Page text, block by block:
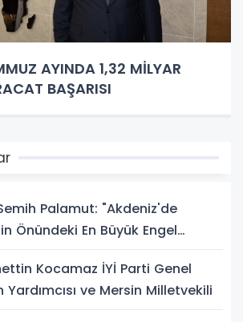
AYINDA 1,32 MİLYAR
BAŞARISI
Palamut: "Akdeniz'de
Önündeki En Büyük Engel
Kocamaz İYİ Parti Genel
Yardımcısı ve Mersin Milletvekili